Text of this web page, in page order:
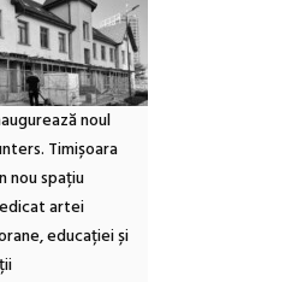
noul
Timișoara
nou spațiu
artei
educației și